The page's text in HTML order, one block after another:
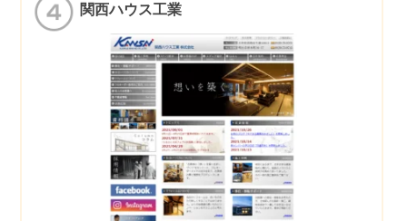
関西ハウス工業